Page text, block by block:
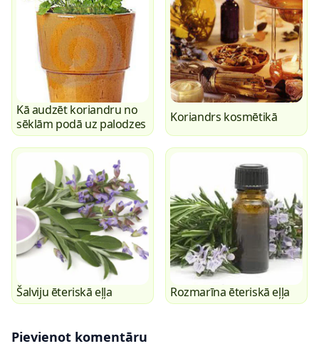
Kā audzēt koriandru no
sēklām podā uz palodzes
Koriandrs kosmētikā
Šalviju ēteriskā eļļa Rozmarīna ēteriskā eļļa
Pievienot komentāru